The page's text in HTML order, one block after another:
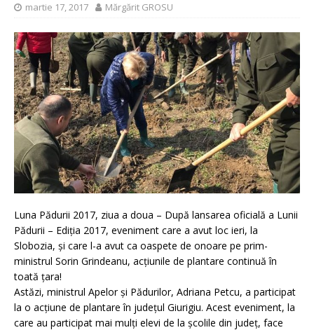
martie 17, 2017 Mărgărit GROSU
Luna Pădurii 2017, ziua a doua – După lansarea oficială a Lunii
Pădurii – Ediția 2017, eveniment care a avut loc ieri, la
Slobozia, și care l-a avut ca oaspete de onoare pe prim-
ministrul Sorin Grindeanu, acțiunile de plantare continuă în
toată țara!
Astăzi, ministrul Apelor și Pădurilor, Adriana Petcu, a participat
la o acțiune de plantare în județul Giurigiu. Acest eveniment, la
care au participat mai mulți elevi de la școlile din județ, face